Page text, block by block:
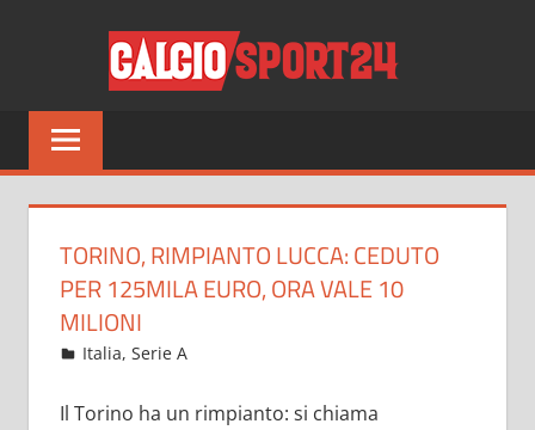
Tutto
sul
del
solo
TORINO, RIMPIANTO LUCCA: CEDUTO
PER 125MILA EURO, ORA VALE 10
MILIONI
Ottobre 3, 2021
admin
Italia,Serie A
Il Torino ha un rimpianto: si chiama